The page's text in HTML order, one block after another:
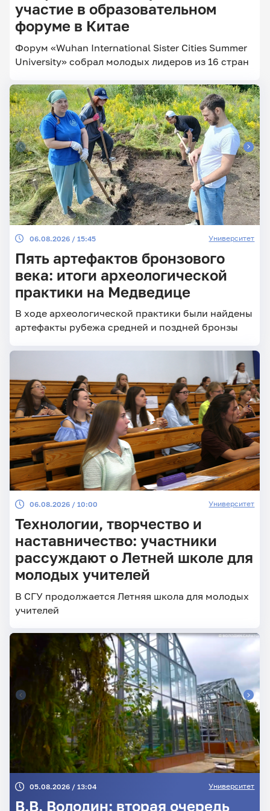
Главные
новости
участие в образовательном
форуме в Китае
Форум «Wuhan International Sister Cities Summer
University» собрал молодых лидеров из 16 стран
06.08.2026 / 15:45 Университет
Пять артефактов бронзового
века: итоги археологической
практики на Медведице
В ходе археологической практики были найдены
артефакты рубежа средней и поздней бронзы
06.08.2026 / 10:00 Университет
Технологии, творчество и
наставничество: участники
рассуждают о Летней школе для
молодых учителей
В СГУ продолжается Летняя школа для молодых
учителей
05.08.2026 / 13:04 Университет
В.В. Володин: вторая очередь